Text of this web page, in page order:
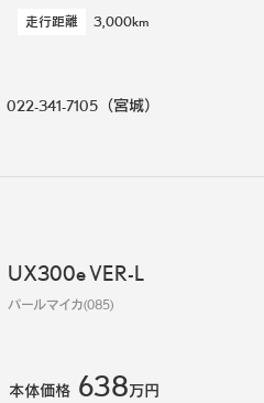
走行距離 3,000km
022-341-7105（宮城）
UX300e VER-L
パールマイカ(085)
本体価格 638万円